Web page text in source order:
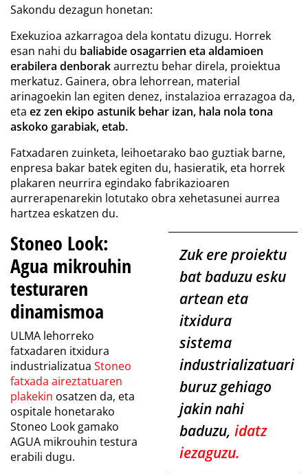
Sakondu dezagun honetan:
Exekuzioa azkarragoa dela kontatu dizugu. Horrek
esan nahi du baliabide osagarrien eta aldamioen
erabilera denborakaurreztu behar direla, proiektua
merkatuz. Gainera, obra lehorrean, material
arinagoekin lan egiten denez, instalazioa errazagoa da,
eta ez zen ekipo astunik behar izan, hala nola tona
askoko garabiak, etab.
Fatxadaren zuinketa, leihoetarako bao guztiak barne,
enpresa bakar batek egiten du, hasieratik, eta horrek
plakaren neurrira egindako fabrikazioaren
aurrerapenarekin lotutako obra xehetasunei aurrea
hartzea eskatzen du.
Zuk ere proiektu
bat baduzu esku
artean eta
itxidura
sistema
industrializatuari
buruz gehiago
jakin nahi
baduzu, idatz
iezaguzu.
Stoneo Look:
Agua mikrouhin
testuraren
dinamismoa
ULMA lehorreko
fatxadaren itxidura
industrializatua Stoneo
fatxada aireztatuaren
plakekin osatzen da, eta
ospitale honetarako
Stoneo Look gamako
AGUA mikrouhin testura
erabili dugu.